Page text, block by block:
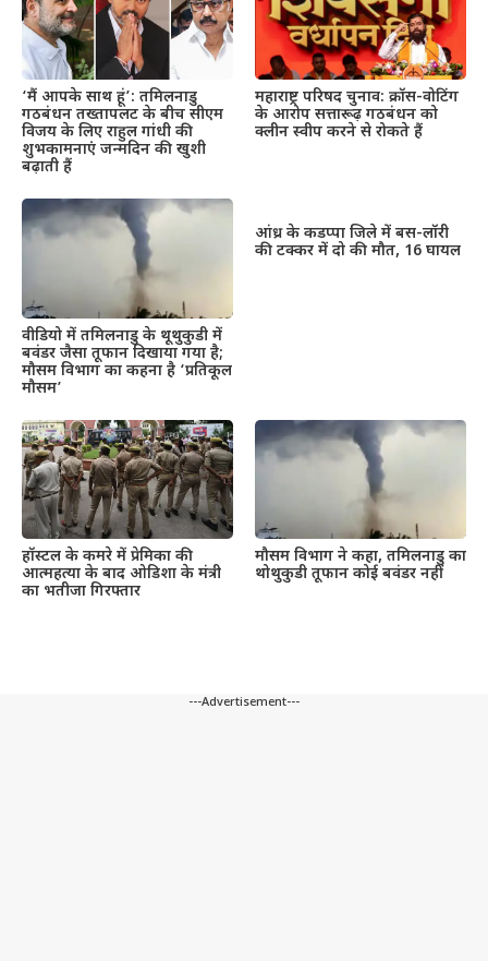
‘मैं आपके साथ हूं’: तमिलनाडु
गठबंधन तख्तापलट के बीच सीएम
विजय के लिए राहुल गांधी की
शुभकामनाएं जन्मदिन की खुशी
बढ़ाती हैं
महाराष्ट्र परिषद चुनाव: क्रॉस-वोटिंग
के आरोप सत्तारूढ़ गठबंधन को
क्लीन स्वीप करने से रोकते हैं
वीडियो में तमिलनाडु के थूथुकुडी में
बवंडर जैसा तूफान दिखाया गया है;
मौसम विभाग का कहना है ‘प्रतिकूल
मौसम’
आंध्र के कडप्पा जिले में बस-लॉरी
की टक्कर में दो की मौत, 16 घायल
हॉस्टल के कमरे में प्रेमिका की
आत्महत्या के बाद ओडिशा के मंत्री
का भतीजा गिरफ्तार
मौसम विभाग ने कहा, तमिलनाडु का
थोथुकुडी तूफान कोई बवंडर नहीं
---Advertisement---